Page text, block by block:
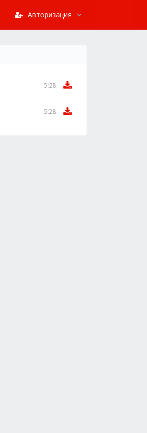
Авторизация
5:28
5:28